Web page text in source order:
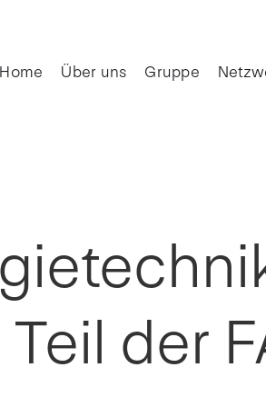
Home Über uns Gruppe
der